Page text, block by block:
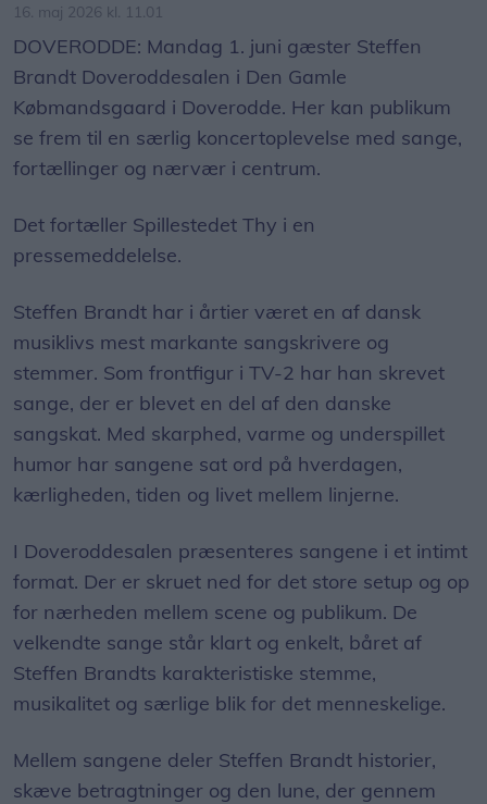
16. maj 2026 kl. 11.01
DOVERODDE: Mandag 1. juni gæster Steffen
Brandt Doveroddesalen i Den Gamle
Købmandsgaard i Doverodde. Her kan publikum
se frem til en særlig koncertoplevelse med sange,
fortællinger og nærvær i centrum.
Det fortæller Spillestedet Thy i en
pressemeddelelse.
Steffen Brandt har i årtier været en af dansk
musiklivs mest markante sangskrivere og
stemmer. Som frontfigur i TV-2 har han skrevet
sange, der er blevet en del af den danske
sangskat. Med skarphed, varme og underspillet
humor har sangene sat ord på hverdagen,
kærligheden, tiden og livet mellem linjerne.
I Doveroddesalen præsenteres sangene i et intimt
format. Der er skruet ned for det store setup og op
for nærheden mellem scene og publikum. De
velkendte sange står klart og enkelt, båret af
Steffen Brandts karakteristiske stemme,
musikalitet og særlige blik for det menneskelige.
Mellem sangene deler Steffen Brandt historier,
skæve betragtninger og den lune, der gennem